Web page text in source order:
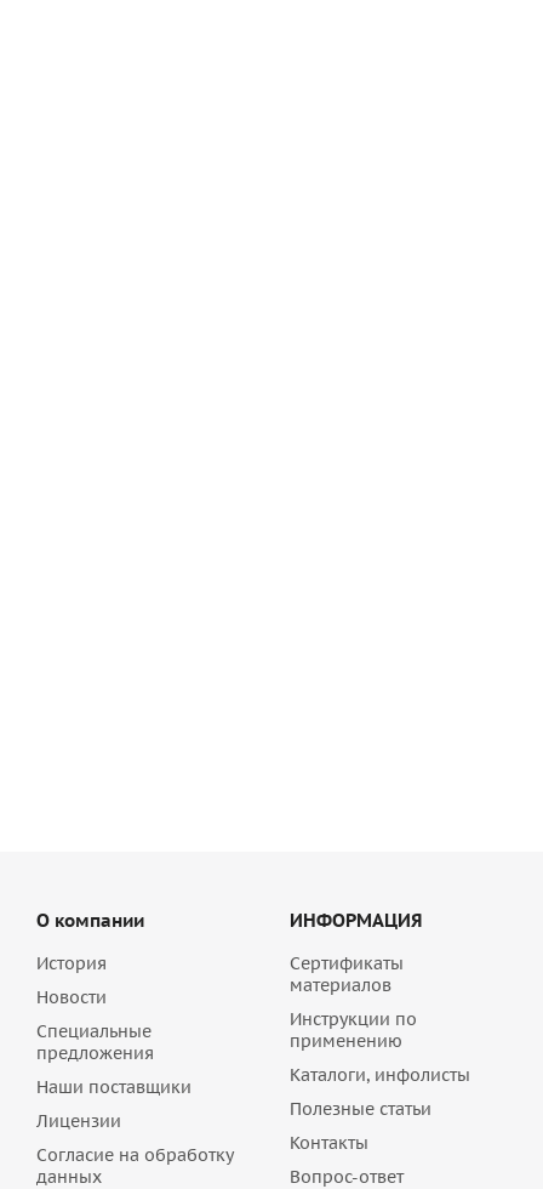
О компании
История
Новости
Специальные
предложения
Наши поставщики
Лицензии
Согласие на обработку
данных
ИНФОРМАЦИЯ
Сертификаты
материалов
Инструкции по
применению
Каталоги, инфолисты
Полезные статьи
Контакты
Вопрос-ответ